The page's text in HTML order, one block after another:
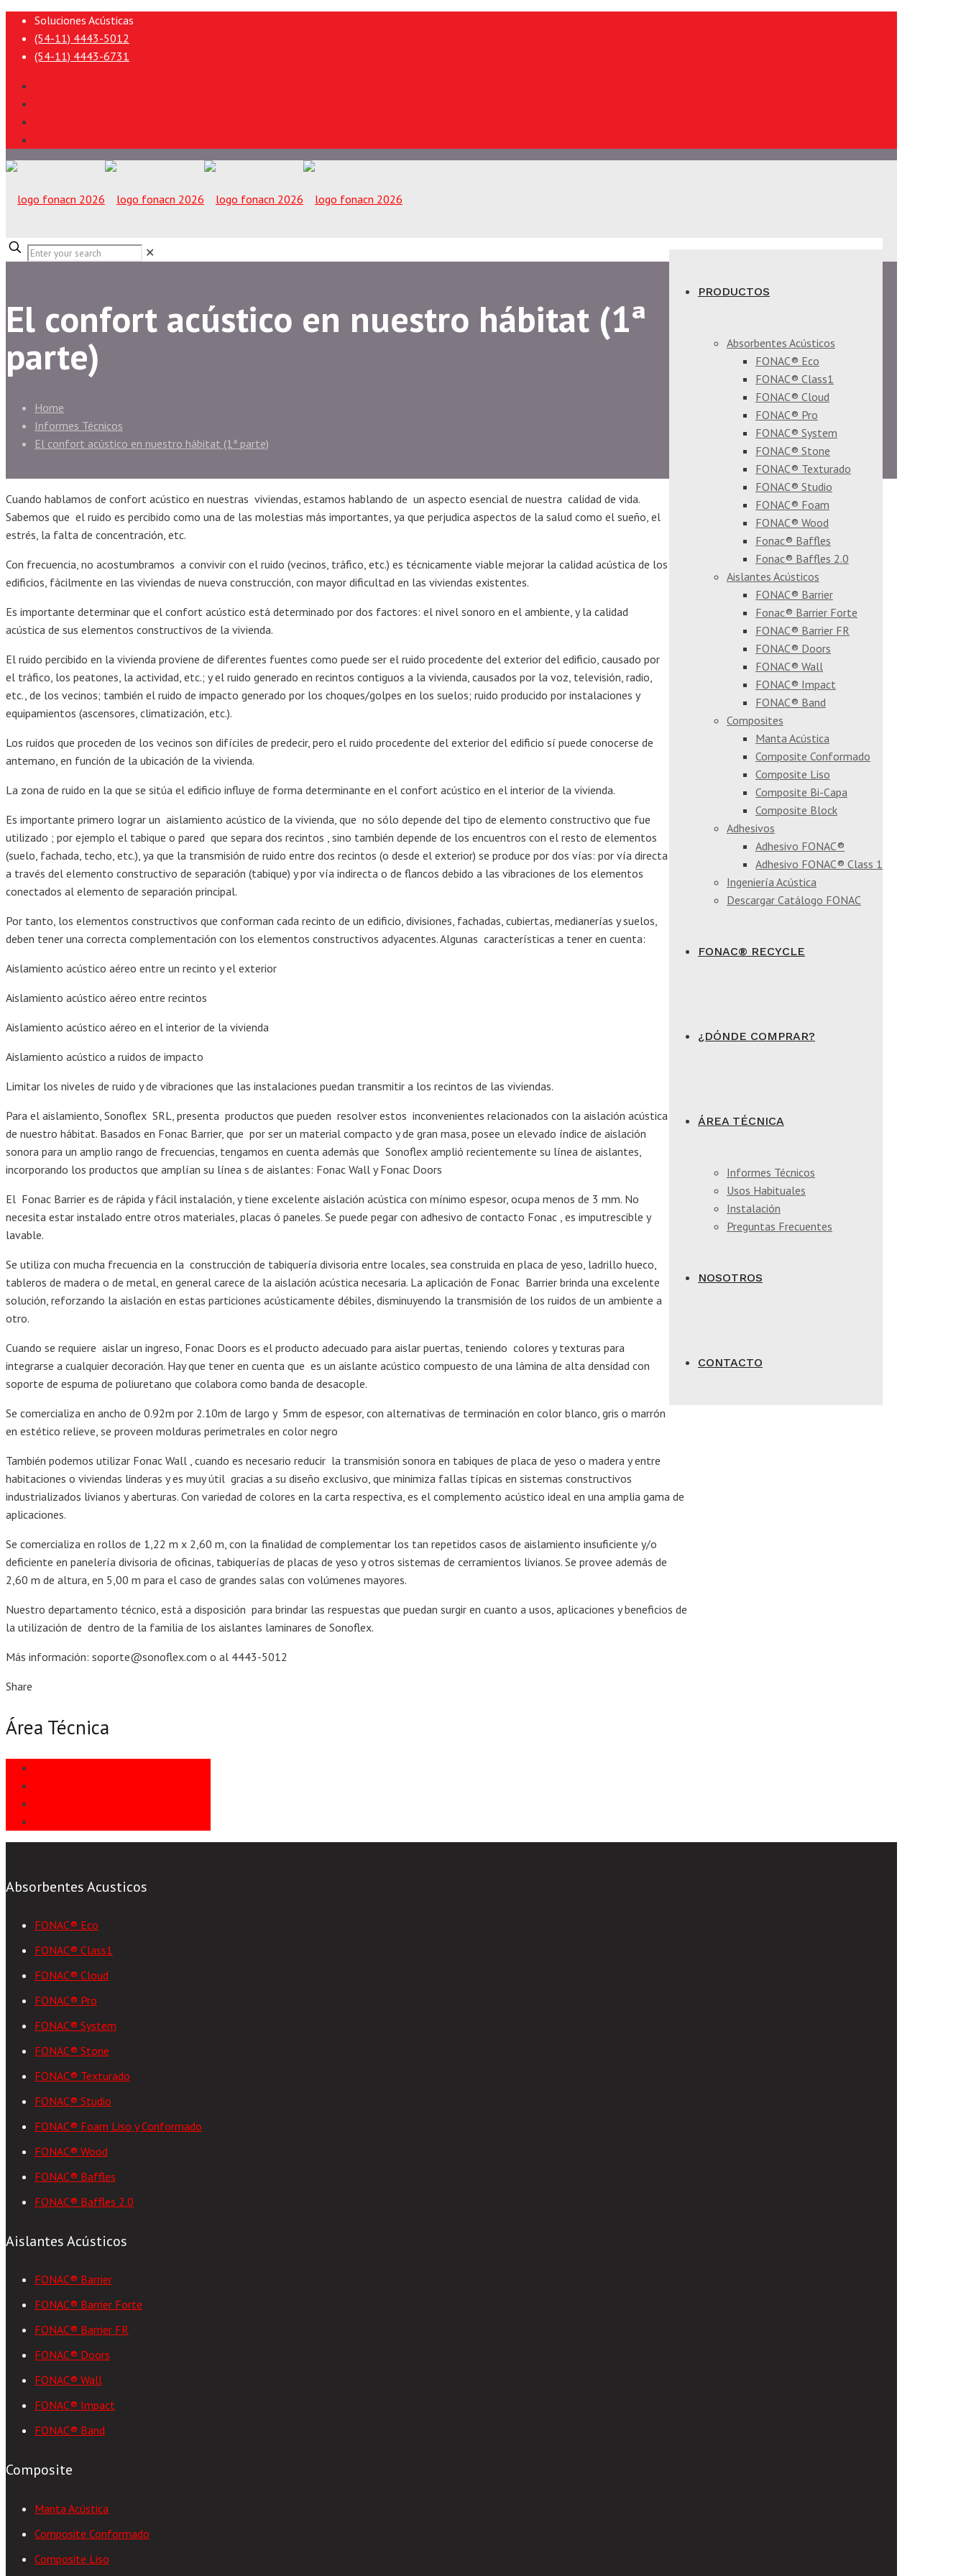
Soluciones Acústicas
(54-11) 4443-5012
(54-11) 4443-6731
PRODUCTOS
Absorbentes Acústicos
FONAC® Eco
FONAC® Class1
FONAC® Cloud
FONAC® Pro
FONAC® System
FONAC® Stone
FONAC® Texturado
FONAC® Studio
FONAC® Foam
FONAC® Wood
Fonac® Baffles
Fonac® Baffles 2.0
Aislantes Acústicos
FONAC® Barrier
Fonac® Barrier Forte
FONAC® Barrier FR
FONAC® Doors
FONAC® Wall
FONAC® Impact
FONAC® Band
Composites
Manta Acústica
Composite Conformado
Composite Liso
Composite Bi-Capa
Composite Block
Adhesivos
Adhesivo FONAC®
Adhesivo FONAC® Class 1
Ingeniería Acústica
Descargar Catálogo FONAC
FONAC® RECYCLE
¿DÓNDE COMPRAR?
ÁREA TÉCNICA
Informes Técnicos
Usos Habituales
Instalación
Preguntas Frecuentes
NOSOTROS
CONTACTO
✕
El confort acústico en nuestro hábitat (1ª
parte)
Home
Informes Técnicos
El confort acústico en nuestro hábitat (1ª parte)
Cuando hablamos de confort acústico en nuestras viviendas, estamos hablando de un aspecto esencial de nuestra calidad de vida.
Sabemos que el ruido es percibido como una de las molestias más importantes, ya que perjudica aspectos de la salud como el sueño, el
estrés, la falta de concentración, etc.
Con frecuencia, no acostumbramos a convivir con el ruido (vecinos, tráfico, etc.) es técnicamente viable mejorar la calidad acústica de los
edificios, fácilmente en las viviendas de nueva construcción, con mayor dificultad en las viviendas existentes.
Es importante determinar que el confort acústico está determinado por dos factores: el nivel sonoro en el ambiente, y la calidad
acústica de sus elementos constructivos de la vivienda.
El ruido percibido en la vivienda proviene de diferentes fuentes como puede ser el ruido procedente del exterior del edificio, causado por
el tráfico, los peatones, la actividad, etc.; y el ruido generado en recintos contiguos a la vivienda, causados por la voz, televisión, radio,
etc., de los vecinos; también el ruido de impacto generado por los choques/golpes en los suelos; ruido producido por instalaciones y
equipamientos (ascensores, climatización, etc.).
Los ruidos que proceden de los vecinos son difíciles de predecir, pero el ruido procedente del exterior del edificio sí puede conocerse de
antemano, en función de la ubicación de la vivienda.
La zona de ruido en la que se sitúa el edificio influye de forma determinante en el confort acústico en el interior de la vivienda.
Es importante primero lograr un aislamiento acústico de la vivienda, que no sólo depende del tipo de elemento constructivo que fue
utilizado ; por ejemplo el tabique o pared que separa dos recintos , sino también depende de los encuentros con el resto de elementos
(suelo, fachada, techo, etc.), ya que la transmisión de ruido entre dos recintos (o desde el exterior) se produce por dos vías: por vía directa
a través del elemento constructivo de separación (tabique) y por vía indirecta o de flancos debido a las vibraciones de los elementos
conectados al elemento de separación principal.
Por tanto, los elementos constructivos que conforman cada recinto de un edificio, divisiones, fachadas, cubiertas, medianerías y suelos,
deben tener una correcta complementación con los elementos constructivos adyacentes. Algunas características a tener en cuenta:
Aislamiento acústico aéreo entre un recinto y el exterior
Aislamiento acústico aéreo entre recintos
Aislamiento acústico aéreo en el interior de la vivienda
Aislamiento acústico a ruidos de impacto
Limitar los niveles de ruido y de vibraciones que las instalaciones puedan transmitir a los recintos de las viviendas.
Para el aislamiento, Sonoflex SRL, presenta productos que pueden resolver estos inconvenientes relacionados con la aislación acústica
de nuestro hábitat. Basados en Fonac Barrier, que por ser un material compacto y de gran masa, posee un elevado índice de aislación
sonora para un amplio rango de frecuencias, tengamos en cuenta además que Sonoflex amplió recientemente su línea de aislantes,
incorporando los productos que amplían su línea s de aislantes: Fonac Wall y Fonac Doors
El Fonac Barrier es de rápida y fácil instalación, y tiene excelente aislación acústica con mínimo espesor, ocupa menos de 3 mm. No
necesita estar instalado entre otros materiales, placas ó paneles. Se puede pegar con adhesivo de contacto Fonac , es imputrescible y
lavable.
Se utiliza con mucha frecuencia en la construcción de tabiquería divisoria entre locales, sea construida en placa de yeso, ladrillo hueco,
tableros de madera o de metal, en general carece de la aislación acústica necesaria. La aplicación de Fonac Barrier brinda una excelente
solución, reforzando la aislación en estas particiones acústicamente débiles, disminuyendo la transmisión de los ruidos de un ambiente a
otro.
Cuando se requiere aislar un ingreso, Fonac Doors es el producto adecuado para aislar puertas, teniendo colores y texturas para
integrarse a cualquier decoración. Hay que tener en cuenta que es un aislante acústico compuesto de una lámina de alta densidad con
soporte de espuma de poliuretano que colabora como banda de desacople.
Se comercializa en ancho de 0.92m por 2.10m de largo y 5mm de espesor, con alternativas de terminación en color blanco, gris o marrón
en estético relieve, se proveen molduras perimetrales en color negro
También podemos utilizar Fonac Wall , cuando es necesario reducir la transmisión sonora en tabiques de placa de yeso o madera y entre
habitaciones o viviendas linderas y es muy útil gracias a su diseño exclusivo, que minimiza fallas típicas en sistemas constructivos
industrializados livianos y aberturas. Con variedad de colores en la carta respectiva, es el complemento acústico ideal en una amplia gama de
aplicaciones.
Se comercializa en rollos de 1,22 m x 2,60 m, con la finalidad de complementar los tan repetidos casos de aislamiento insuficiente y/o
deficiente en panelería divisoria de oficinas, tabiquerías de placas de yeso y otros sistemas de cerramientos livianos. Se provee además de
2,60 m de altura, en 5,00 m para el caso de grandes salas con volúmenes mayores.
Nuestro departamento técnico, está a disposición para brindar las respuestas que puedan surgir en cuanto a usos, aplicaciones y beneficios de
la utilización de dentro de la familia de los aislantes laminares de Sonoflex.
Más información: soporte@sonoflex.com o al 4443-5012
Share
Área Técnica
Absorbentes Acusticos
FONAC® Eco
FONAC® Class1
FONAC® Cloud
FONAC® Pro
FONAC® System
FONAC® Stone
FONAC® Texturado
FONAC® Studio
FONAC® Foam Liso y Conformado
FONAC® Wood
FONAC® Baffles
FONAC® Baffles 2.0
Aislantes Acústicos
FONAC® Barrier
FONAC® Barrier Forte
FONAC® Barrier FR
FONAC® Doors
FONAC® Wall
FONAC® Impact
FONAC® Band
Composite
Manta Acústica
Composite Conformado
Composite Liso